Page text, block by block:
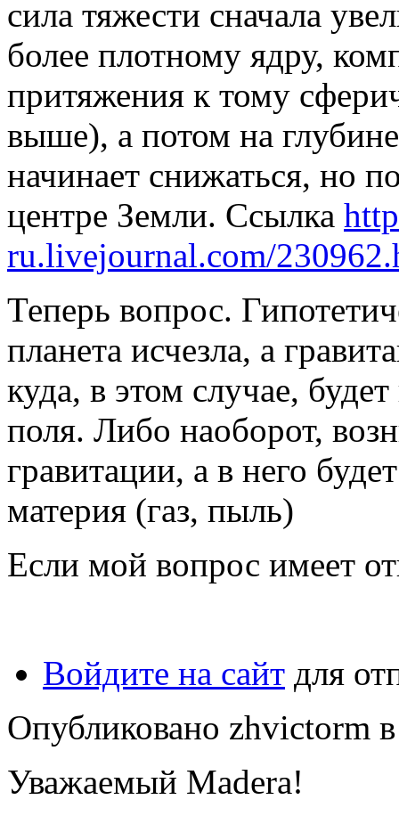
сила тяжести сначала
более плотному ядру,
притяжения к тому
выше), а потом на
начинает снижаться, но
центре Земли. Ссылка
ru.livejournal.com/
Теперь вопрос.
планета исчезла, а
куда, в этом случае,
поля. Либо наоборот,
гравитации, а в него
материя (газ, пыль)
Если мой вопрос имеет
Войдите на сайт для
Опубликовано zhvictorm
Уважаемый Madera!